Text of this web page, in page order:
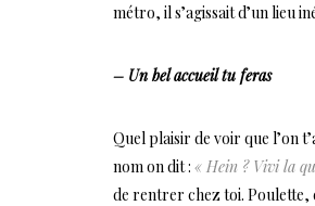
métro, il s’agissait d’un lieu
– Un bel accueil tu feras
Quel plaisir de voir que l’on
nom on dit : « Hein ? Vivi la
de rentrer chez toi. Poulette,